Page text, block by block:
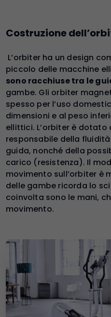
Costruzione
L’orbiter ha un design
piccolo delle macchine
sono racchiuse tra le
gambe. Gli orbiter
spesso per l’uso
dimensioni e al peso
ellittici. L’orbiter è dotato
responsabile della
guida, nonché della
carico (resistenza). Il
movimento sull’orbiter è
delle gambe ricorda lo
coinvolta sono le mani,
movimento.